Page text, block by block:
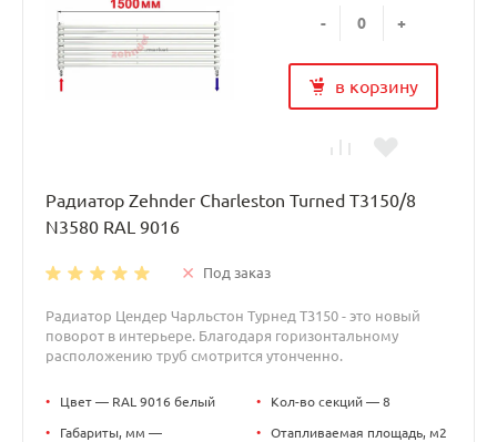
- +
в корзину
Радиатор Zehnder Charleston Turned T3150/8
N3580 RAL 9016
Под заказ
Радиатор Цендер Чарльстон Турнед T3150 - это новый
поворот в интерьере. Благодаря горизонтальному
расположению труб смотрится утонченно.
• Цвет — RAL 9016 белый
•
Габариты, мм —
• Кол-во секций — 8
•
Отапливаемая площадь, м2